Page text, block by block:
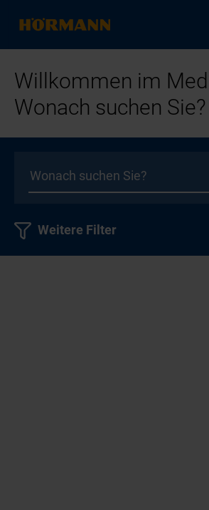
Willkommen im
Wonach suchen Sie?
Weitere Filter